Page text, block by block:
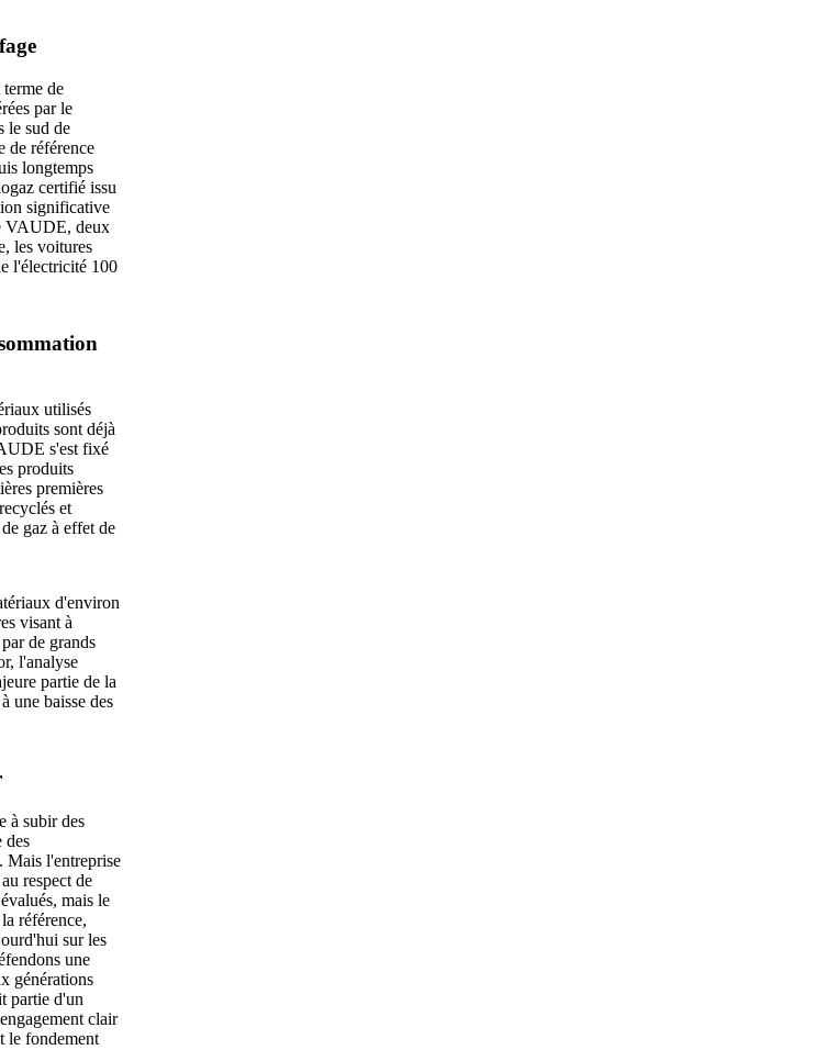
de
par le
le sud de
de référence
longtemps
certifié issu
significative
VAUDE, deux
les voitures
l'électricité 100
utilisés
sont déjà
s'est fixé
produits
premières
et
gaz à effet de
d'environ
visant à
de grands
l'analyse
partie de la
une baisse des
à subir des
des
Mais l'entreprise
respect de
mais le
référence,
sur les
une
générations
partie d'un
clair
le fondement